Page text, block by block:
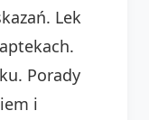
Lek
Porady
i